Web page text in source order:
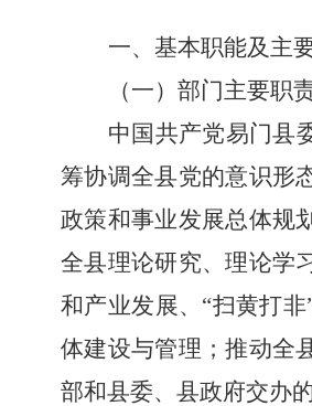
一、基本职能及主
（一）部门主要职
中国共产党易门县
筹协调全县党的意识形
政策和事业发展总体规
全县理论研究、理论学
和产业发展、 “扫黄打非
体建设与管理；推动全
部和县委、县政府交办